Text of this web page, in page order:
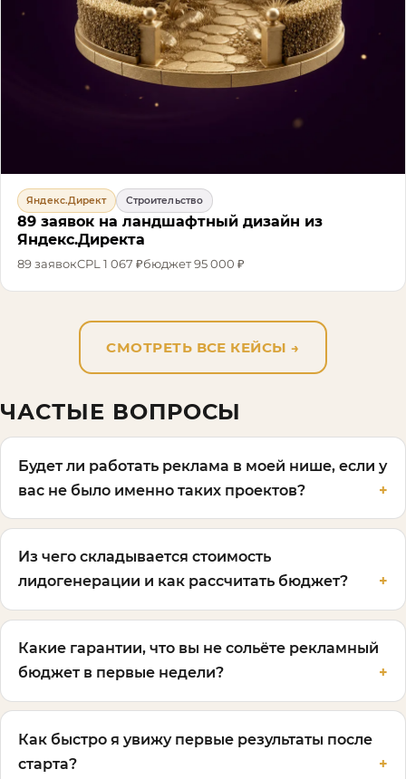
Яндекс.Директ Строительство
89 заявок на ландшафтный дизайн из
Яндекс.Директа
89заявокCPL1 067 ₽бюджет95 000 ₽
СМОТРЕТЬ ВСЕ КЕЙСЫ →
ЧАСТЫЕ ВОПРОСЫ
Будет ли работать реклама в моей нише, если у
вас не было именно таких проектов?
Из чего складывается стоимость
лидогенерации и как рассчитать бюджет?
Какие гарантии, что вы не сольёте рекламный
бюджет в первые недели?
Как быстро я увижу первые результаты после
старта?